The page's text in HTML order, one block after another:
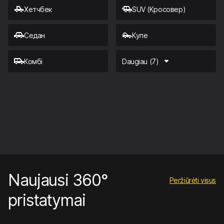
Хетчбек SUV (Кросовер)
Седан Купе
Комбі Daugiau (7)
Naujausi 360°
pristatymai
Peržiūrėti visus